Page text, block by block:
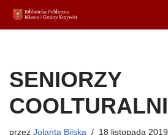
Przejdź
SENIORZY
COOLTURALNI
przez Jolanta Bilska 18 listopada 2019